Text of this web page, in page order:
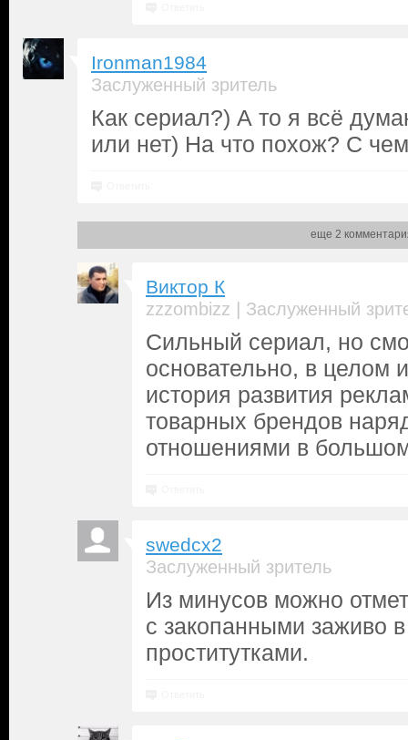
Ironman1984
Заслуженный зритель
Как сериал?) А то я всё
или нет) На что похож? С
еще 2
Виктор К
zzzombizz | Заслуженный
Сильный сериал, но
основательно, в целом
история развития
товарных брендов
отношениями в
swedcx2
Заслуженный зритель
Из минусов можно
с закопанными заживо
проститутками.